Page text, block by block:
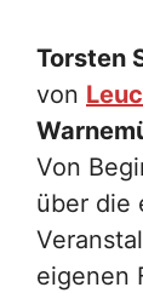
Torsten
von
Von
über die
eigenen